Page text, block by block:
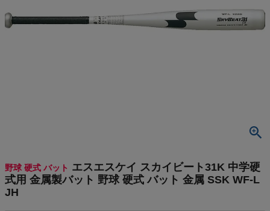
エスエスケイ
スカイビート
野球 硬式 バット エスエスケイ スカイビート31K 中学硬
式用 金属製バット 野球 硬式 バット 金属 SSK WF-L
JH